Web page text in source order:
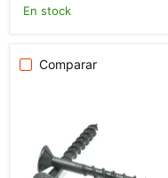
En stock
Comparar